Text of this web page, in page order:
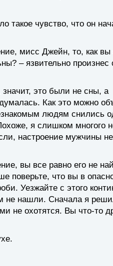
такое чувство, что он
мисс Джейн, то, как вы
– язвительно произнес
это были не сны, а
Как это можно
людям снились
я слишком многого
настроение мужчины
вы все равно его не
поверьте, что вы в
Уезжайте с этого
не нашли. Сначала я
не охотятся. Вы что-то